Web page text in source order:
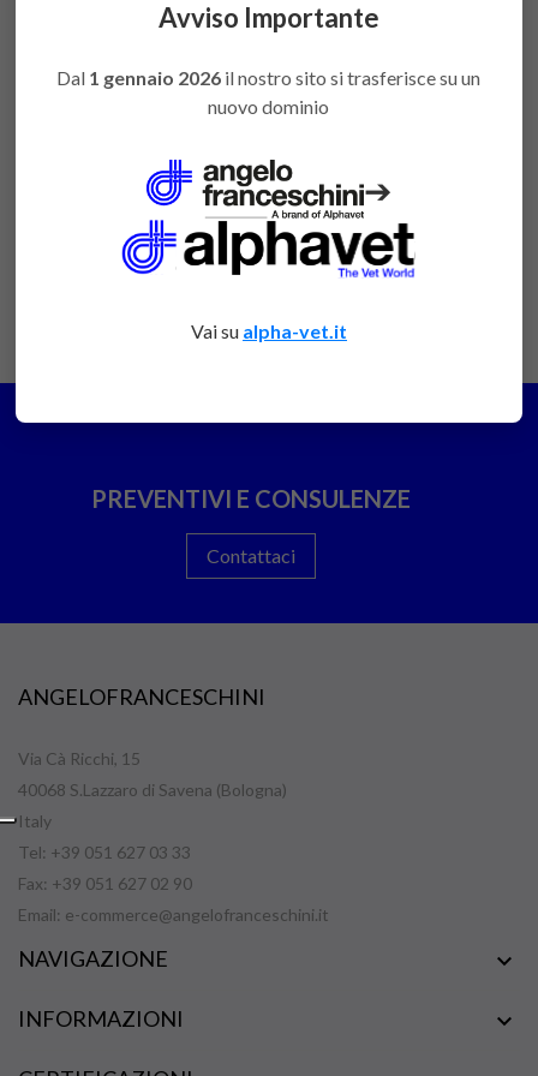
NUOVO MODELLO
Apribocca in acciaio inox
PREVENTIVI E CONSULENZE
Contattaci
ANGELOFRANCESCHINI
Via Cà Ricchi, 15
40068 S.Lazzaro di Savena (Bologna)
Italy
Tel: +39 051 627 03 33
Fax: +39 051 627 02 90
Email: e-commerce@angelofranceschini.it
NAVIGAZIONE 
INFORMAZIONI 
Avviso Importante
Dal 1 gennaio 2026 il nostro sito si trasferisce su un
nuovo dominio
➔
Vai su alpha-vet.it